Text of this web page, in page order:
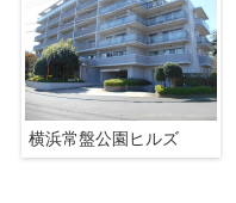
横浜常盤公園ヒルズ